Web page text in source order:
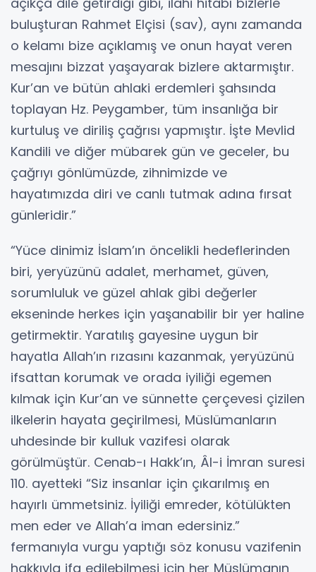
buluşturan Rahmet Elçisi (sav), aynı zamanda
o kelamı bize açıklamış ve onun hayat veren
mesajını bizzat yaşayarak bizlere aktarmıştır.
Kur’an ve bütün ahlaki erdemleri şahsında
toplayan Hz. Peygamber, tüm insanlığa bir
kurtuluş ve diriliş çağrısı yapmıştır. İşte Mevlid
Kandili ve diğer mübarek gün ve geceler, bu
çağrıyı gönlümüzde, zihnimizde ve
hayatımızda diri ve canlı tutmak adına fırsat
günleridir.”
“Yüce dinimiz İslam’ın öncelikli hedeflerinden
biri, yeryüzünü adalet, merhamet, güven,
sorumluluk ve güzel ahlak gibi değerler
ekseninde herkes için yaşanabilir bir yer haline
getirmektir. Yaratılış gayesine uygun bir
hayatla Allah’ın rızasını kazanmak, yeryüzünü
ifsattan korumak ve orada iyiliği egemen
kılmak için Kur’an ve sünnette çerçevesi çizilen
ilkelerin hayata geçirilmesi, Müslümanların
uhdesinde bir kulluk vazifesi olarak
görülmüştür. Cenab-ı Hakk’ın, Âl-i İmran suresi
110. ayetteki “Siz insanlar için çıkarılmış en
hayırlı ümmetsiniz. İyiliği emreder, kötülükten
men eder ve Allah’a iman edersiniz.”
fermanıyla vurgu yaptığı söz konusu vazifenin
hakkıyla ifa edilebilmesi için her Müslümanın